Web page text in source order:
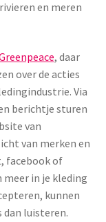
en meren
, daar
over de acties
Via
berichtje sturen
van
van merken en
facebook of
in je kleding
kunnen
dan luisteren.